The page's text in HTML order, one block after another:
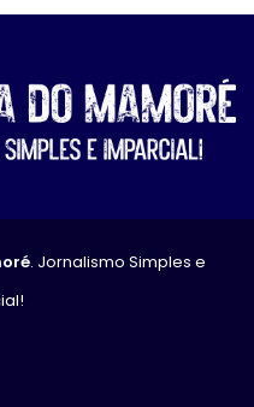
. Jornalismo Simples e